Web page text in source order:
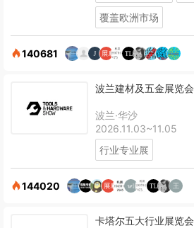
覆盖欧洲市场
140681
波兰建材及五金展览会
波兰·华沙
2026.11.03~11.05
行业专业展
144020
卡塔尔五大行业展览会